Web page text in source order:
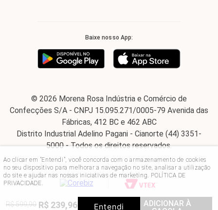
Ao clicar em "Entendi", você concorda com o armazenamento de cookies
no seu dispositivo para melhorar a navegação no site, analisar a utilização
do site e ajudar nas nossas iniciativas de marketing. POLÍTICA DE
PRIVACIDADE.
Entendi
R$599,90 R$ 239,96 60% OFF
ADICIONAR À
Baixe nosso App:
© 2026 Morena Rosa Indústria e Comércio de
Confecções S/A - CNPJ 15.095.271/0005-79 Avenida das
Fábricas, 412 BC e 462 ABC
Distrito Industrial Adelino Pagani - Cianorte (44) 3351-
5000 - Todos os direitos reservados.